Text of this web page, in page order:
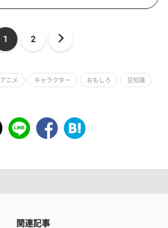
1 2
アニメ キャラクター おもしろ 豆知識
関連記事